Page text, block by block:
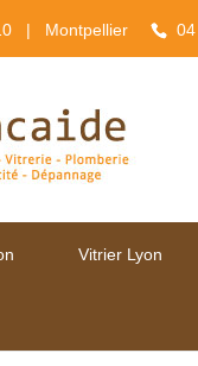
| Montpellier
Vitrier Lyon